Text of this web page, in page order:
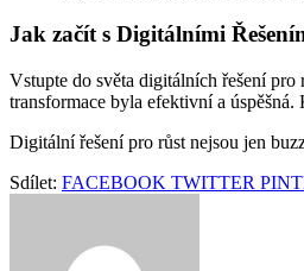
Jak začít s Digitálními
Vstupte do světa digitálních řešení pro
transformace byla efektivní a
Digitální řešení pro růst nejsou jen
Sdílet: FACEBOOK TWITTER